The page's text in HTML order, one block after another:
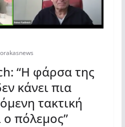
“Η φάρσα της
κάνει πια
τακτική
ο πόλεμος”